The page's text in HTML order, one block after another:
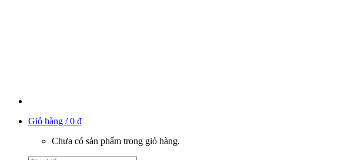
Giỏ hàng /0 ₫
Chưa có sản phẩm trong giỏ hàng.